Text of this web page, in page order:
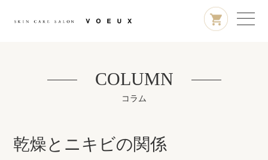
COLUMN
コラム
乾燥とニキビの関係